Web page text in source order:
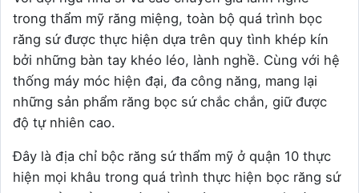
trong thẩm mỹ răng miệng, toàn bộ quá trình bọc
răng sứ được thực hiện dựa trên quy tình khép kín
bởi những bàn tay khéo léo, lành nghề. Cùng với hệ
thống máy móc hiện đại, đa công năng, mang lại
những sản phẩm răng bọc sứ chắc chắn, giữ được
độ tự nhiên cao.
Đây là địa chỉ bộc răng sứ thẩm mỹ ở quận 10 thực
hiện mọi khâu trong quá trình thực hiện bọc răng sứ